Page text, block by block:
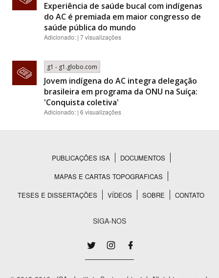
Experiência de saúde bucal com indígenas
do AC é premiada em maior congresso de
saúde pública do mundo
Adicionado: | 7 visualizações
g1 - g1.globo.com
Jovem indígena do AC integra delegação
brasileira em programa da ONU na Suíça:
'Conquista coletiva'
Adicionado: | 6 visualizações
Rodapé
PUBLICAÇÕES ISA
DOCUMENTOS
MAPAS E CARTAS TOPOGRAFICAS
TESES E DISSERTAÇÕES
VÍDEOS SOBRE CONTATO
SIGA-NOS